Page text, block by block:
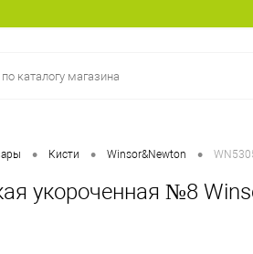
• Кисти • Winsor&Newton •
укороченная №8